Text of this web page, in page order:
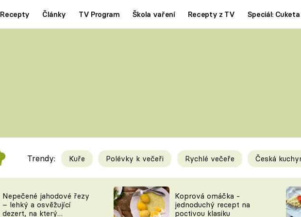
Recepty Články TV Program Škola vaření Recepty z TV Speciál: Cuketa
Videorecepty
TEĎ VAŘÍ ŠÉF!
Tipy a triky
KAM ZA JÍDLEM
Trendy: Kuře Polévky k večeři Rychlé večeře Česká
Nepečené jahodové řezy
– lehký a osvěžující
dezert, na který
Koprová omáčka -
jednoduchý recept na
poctivou klasiku